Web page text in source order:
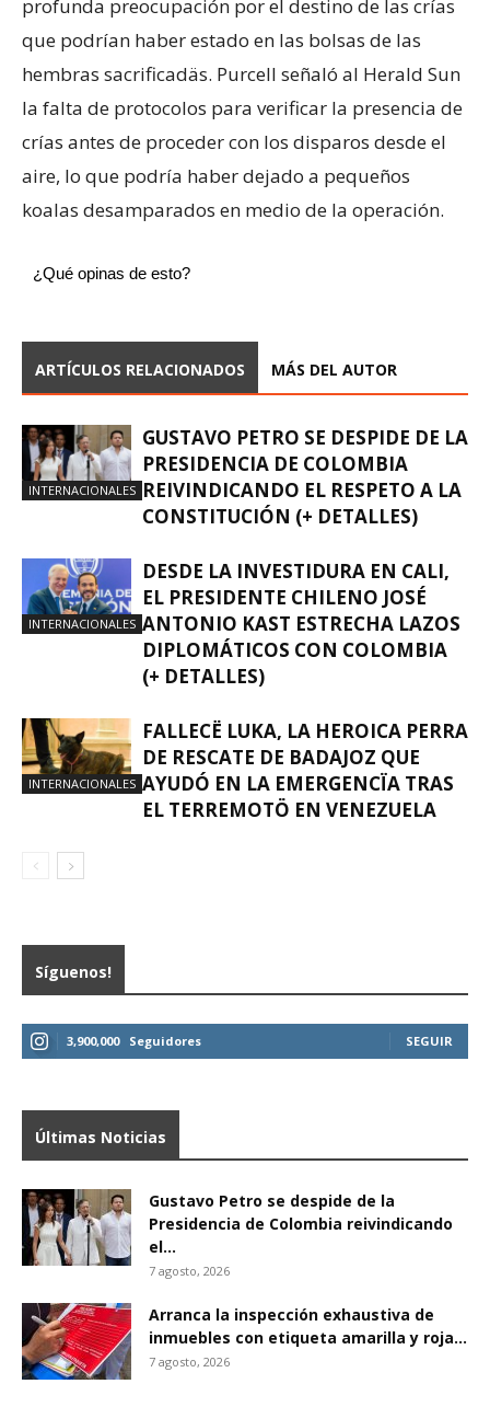
profunda preocupación por el destino de las crías
que podrían haber estado en las bolsas de las
hembras sacrificadäs. Purcell señaló al Herald Sun
la falta de protocolos para verificar la presencia de
crías antes de proceder con los disparos desde el
aire, lo que podría haber dejado a pequeños
koalas desamparados en medio de la operación.
¿Qué opinas de esto?
ARTÍCULOS RELACIONADOS MÁS DEL AUTOR
INTERNACIONALES
GUSTAVO PETRO SE DESPIDE DE LA
PRESIDENCIA DE COLOMBIA
REIVINDICANDO EL RESPETO A LA
CONSTITUCIÓN (+ DETALLES)
INTERNACIONALES
DESDE LA INVESTIDURA EN CALI,
EL PRESIDENTE CHILENO JOSÉ
ANTONIO KAST ESTRECHA LAZOS
DIPLOMÁTICOS CON COLOMBIA
(+ DETALLES)
INTERNACIONALES
FALLECË LUKA, LA HEROICA PERRA
DE RESCATE DE BADAJOZ QUE
AYUDÓ EN LA EMERGENCÏA TRAS
EL TERREMOTÖ EN VENEZUELA
Síguenos!
3,900,000 Seguidores SEGUIR
Últimas Noticias
Gustavo Petro se despide de la
Presidencia de Colombia reivindicando
el...
7 agosto, 2026
Arranca la inspección exhaustiva de
inmuebles con etiqueta amarilla y roja...
7 agosto, 2026